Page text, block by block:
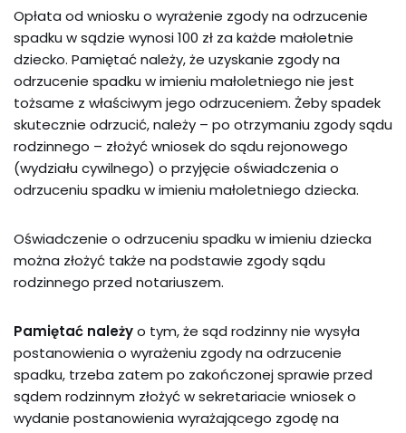
Opłata od wniosku o wyrażenie zgody na odrzucenie
spadku w sądzie wynosi 100 zł za każde małoletnie
dziecko. Pamiętać należy, że uzyskanie zgody na
odrzucenie spadku w imieniu małoletniego nie jest
tożsame z właściwym jego odrzuceniem. Żeby spadek
skutecznie odrzucić, należy – po otrzymaniu zgody sądu
rodzinnego – złożyć wniosek do sądu rejonowego
(wydziału cywilnego) o przyjęcie oświadczenia o
odrzuceniu spadku w imieniu małoletniego dziecka.
Oświadczenie o odrzuceniu spadku w imieniu dziecka
można złożyć także na podstawie zgody sądu
rodzinnego przed notariuszem.
Pamiętać należyo tym, że sąd rodzinny nie wysyła
postanowienia o wyrażeniu zgody na odrzucenie
spadku, trzeba zatem po zakończonej sprawie przed
sądem rodzinnym złożyć w sekretariacie wniosek o
wydanie postanowienia wyrażającego zgodę na